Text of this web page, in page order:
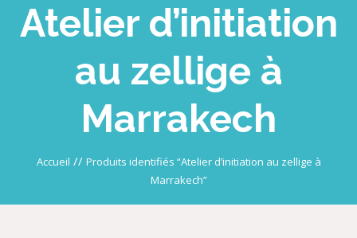
Atelier d’initiation
au zellige à
Marrakech
Accueil // Produits identifiés “Atelier d’initiation au zellige à
Marrakech”